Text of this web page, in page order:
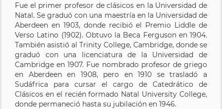
Fue el primer profesor de clásicos en la Universidad de
Natal. Se graduó con una maestría en la Universidad de
Aberdeen en 1903, donde recibió el Premio Liddle de
Verso Latino (1902). Obtuvo la Beca Ferguson en 1904.
También asistió al Trinity College, Cambridge, donde se
graduó con una licenciatura de la Universidad de
Cambridge en 1907. Fue nombrado profesor de griego
en Aberdeen en 1908, pero en 1910 se trasladó a
Sudáfrica para cursar el cargo de Catedrático de
Clásicos en el recién formado Natal University College,
donde permaneció hasta su jubilación en 1946.